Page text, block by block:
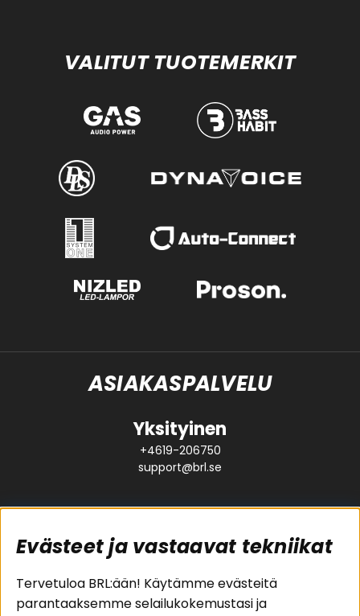
VALITUT TUOTEMERKIT
ASIAKASPALVELU
Yksityinen
+4619-206750
support@brl.se
Suositut sivut
Pakettiratkaisut
Asiakaspalvelu
Evästeet
Evästeet ja vastaavat tekniikat
Tervetuloa BRL:ään! Käytämme evästeitä
parantaaksemme selailukokemustasi ja